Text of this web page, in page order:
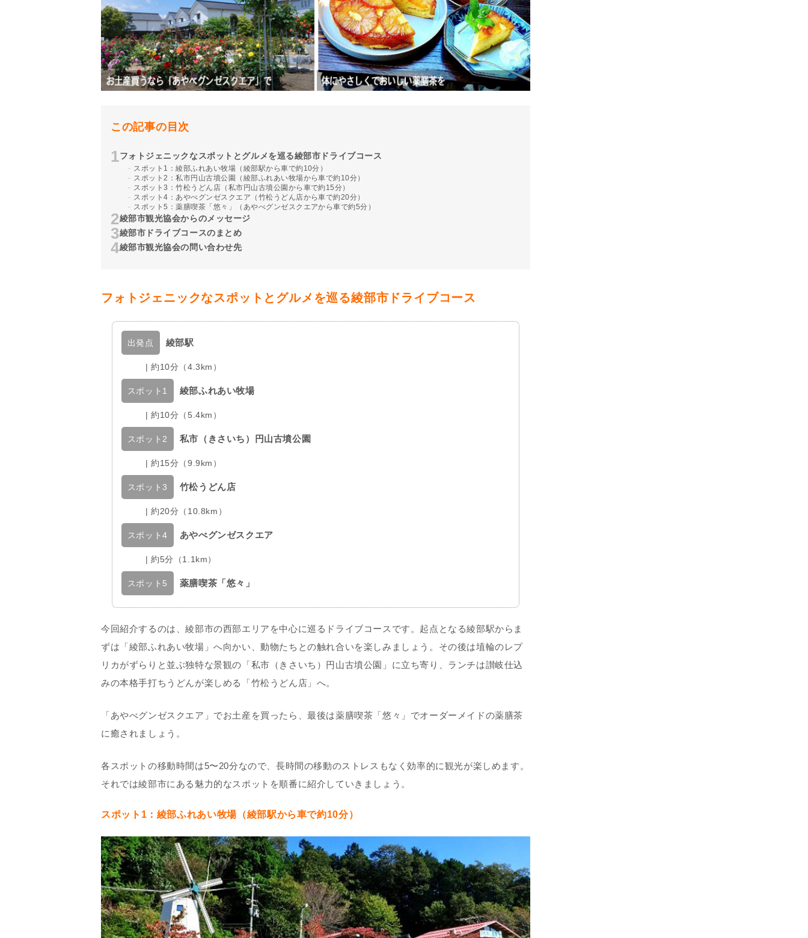
この記事の目次
フォトジェニックなスポットとグルメを巡る綾部市ドライブコース
スポット1：綾部ふれあい牧場（綾部駅から車で約10分）
スポット2：私市円山古墳公園（綾部ふれあい牧場から車で約10分）
スポット3：竹松うどん店（私市円山古墳公園から車で約15分）
スポット4：あやべグンゼスクエア（竹松うどん店から車で約20分）
スポット5：薬膳喫茶「悠々」（あやべグンゼスクエアから車で約5分）
綾部市観光協会からのメッセージ
綾部市ドライブコースのまとめ
綾部市観光協会の問い合わせ先
フォトジェニックなスポットとグルメを巡る綾部市ドライブコース
出発点 綾部駅
| 約10分（4.3km）
スポット1 綾部ふれあい牧場
| 約10分（5.4km）
スポット2 私市（きさいち）円山古墳公園
| 約15分（9.9km）
スポット3 竹松うどん店
| 約20分（10.8km）
スポット4 あやべグンゼスクエア
| 約5分（1.1km）
スポット5 薬膳喫茶「悠々」
今回紹介するのは、綾部市の西部エリアを中心に巡るドライブコースです。起点となる綾部駅からま
ずは「綾部ふれあい牧場」へ向かい、動物たちとの触れ合いを楽しみましょう。その後は埴輪のレプ
リカがずらりと並ぶ独特な景観の「私市（きさいち）円山古墳公園」に立ち寄り、ランチは讃岐仕込
みの本格手打ちうどんが楽しめる「竹松うどん店」へ。
「あやべグンゼスクエア」でお土産を買ったら、最後は薬膳喫茶「悠々」でオーダーメイドの薬膳茶
に癒されましょう。
各スポットの移動時間は5〜20分なので、長時間の移動のストレスもなく効率的に観光が楽しめます。
それでは綾部市にある魅力的なスポットを順番に紹介していきましょう。
スポット1：綾部ふれあい牧場（綾部駅から車で約10分）